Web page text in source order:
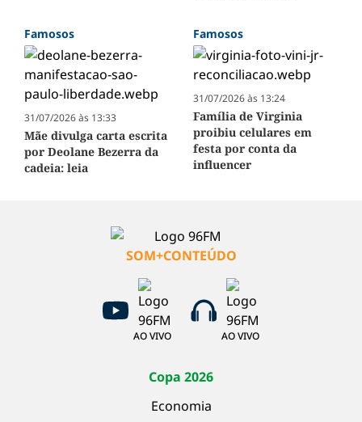
Famosos
31/07/2026 às 13:33
Mãe divulga carta escrita
por Deolane Bezerra da
cadeia: leia
Famosos
31/07/2026 às 13:24
Família de Virginia
proibiu celulares em
festa por conta da
influencer
SOM+CONTEÚDO
AO VIVO AO VIVO
Copa 2026
Economia